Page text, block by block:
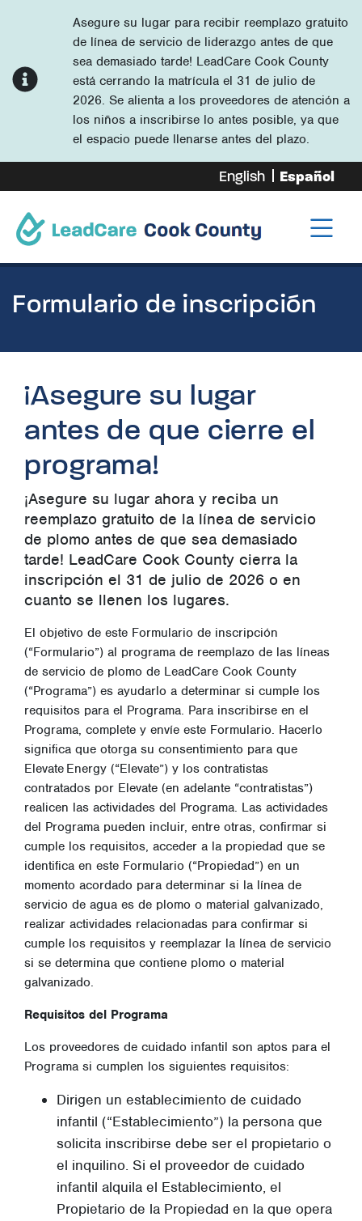
Asegure su lugar para recibir reemplazo gratuito
de línea de servicio de liderazgo antes de que
sea demasiado tarde! LeadCare Cook County
está cerrando la matrícula el 31 de julio de
2026. Se alienta a los proveedores de atención a
los niños a inscribirse lo antes posible, ya que
el espacio puede llenarse antes del plazo.
English Español
Formulario de inscripción
¡Asegure su lugar
antes de que cierre el
programa!
¡Asegure su lugar ahora y reciba un
reemplazo gratuito de la línea de servicio
de plomo antes de que sea demasiado
tarde! LeadCare Cook County cierra la
inscripción el 31 de julio de 2026 o en
cuanto se llenen los lugares.
El objetivo de este Formulario de inscripción
(“Formulario”) al programa de reemplazo de las líneas
de servicio de plomo de LeadCare Cook County
(“Programa”) es ayudarlo a determinar si cumple los
requisitos para el Programa. Para inscribirse en el
Programa, complete y envíe este Formulario. Hacerlo
significa que otorga su consentimiento para que
Elevate Energy (“Elevate”) y los contratistas
contratados por Elevate (en adelante “contratistas”)
realicen las actividades del Programa. Las actividades
del Programa pueden incluir, entre otras, confirmar si
cumple los requisitos, acceder a la propiedad que se
identifica en este Formulario (“Propiedad”) en un
momento acordado para determinar si la línea de
servicio de agua es de plomo o material galvanizado,
realizar actividades relacionadas para confirmar si
cumple los requisitos y reemplazar la línea de servicio
si se determina que contiene plomo o material
galvanizado.
Requisitos del Programa
Los proveedores de cuidado infantil son aptos para el
Programa si cumplen los siguientes requisitos:
Dirigen un establecimiento de cuidado
infantil (“Establecimiento”) la persona que
solicita inscribirse debe ser el propietario o
el inquilino. Si el proveedor de cuidado
infantil alquila el Establecimiento, el
Propietario de la Propiedad en la que opera